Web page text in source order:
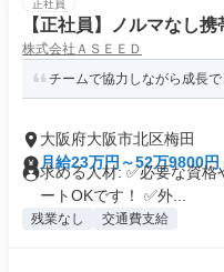
正社員
【正社員】ノルマなし
株式会社ＡＳＥＥＤ
チームで協力しながら成長
大阪府大阪市北区梅田
月給23万円～52万9800円
求める人材: ✅必要な資格
ートOKです！ ✅外...
残業なし 交通費支給